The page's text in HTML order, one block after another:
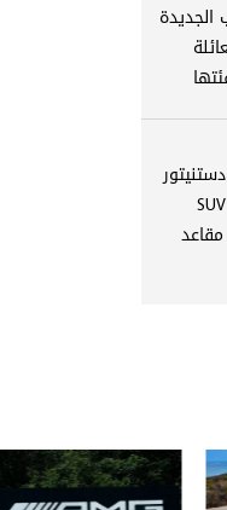
الجديدة كلياً: SUV